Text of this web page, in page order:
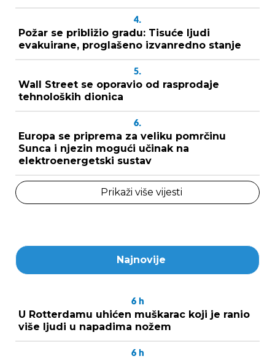
4.
Požar se približio gradu: Tisuće ljudi
evakuirane, proglašeno izvanredno stanje
5.
Wall Street se oporavio od rasprodaje
tehnoloških dionica
6.
Europa se priprema za veliku pomrčinu
Sunca i njezin mogući učinak na
elektroenergetski sustav
Prikaži više vijesti
Najnovije
6 h
U Rotterdamu uhićen muškarac koji je ranio
više ljudi u napadima nožem
6 h